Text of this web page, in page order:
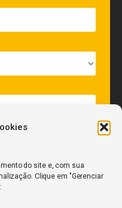
do site e, com sua
Clique em "Gerenciar